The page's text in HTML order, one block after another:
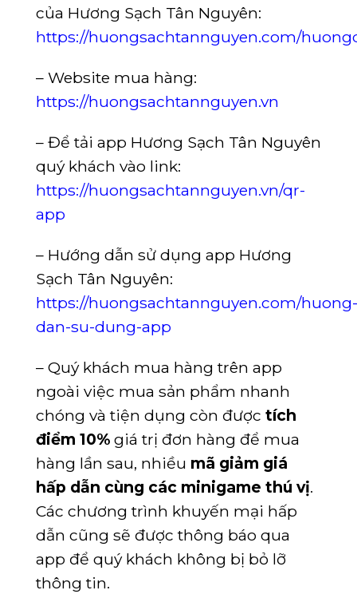
của Hương Sạch Tân Nguyên:
https://huongsachtannguyen.com/
– Website mua hàng:
https://huongsachtannguyen.vn
– Để tải app Hương Sạch Tân Nguyên
quý khách vào link:
https://huongsachtannguyen.vn/qr-
app
– Hướng dẫn sử dụng app Hương
Sạch Tân Nguyên:
https://huongsachtannguyen.com/huong-
dan-su-dung-app
– Quý khách mua hàng trên app
ngoài việc mua sản phẩm nhanh
chóng và tiện dụng còn được tích
điểm 10% giá trị đơn hàng để mua
hàng lần sau, nhiều mã giảm giá
hấp dẫn cùng các minigame thú vị.
Các chương trình khuyến mại hấp
dẫn cũng sẽ được thông báo qua
app để quý khách không bị bỏ lỡ
thông tin.